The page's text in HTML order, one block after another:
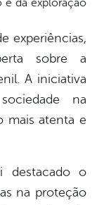
e da exploração
experiências,
sobre a
A iniciativa
na
mais atenta e
destacado o
na proteção